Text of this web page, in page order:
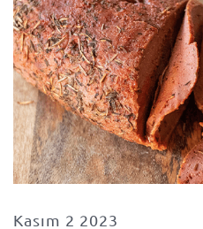
Kasım 2 2023